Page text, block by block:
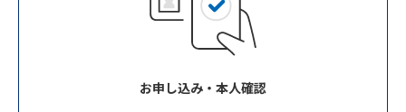
お申し込み・本人確認